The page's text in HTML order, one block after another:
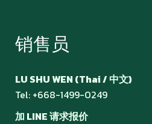
销售员
LU SHU WEN (Thai / 中文)
Tel: +668-1499-0249
加 LINE 请求报价